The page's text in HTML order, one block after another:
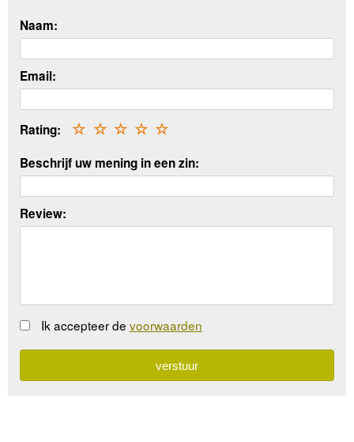
Naam:
Email:
Rating: ☆
☆
☆
☆
☆
Beschrijf uw mening in een zin:
Review:
Ik accepteer de voorwaarden